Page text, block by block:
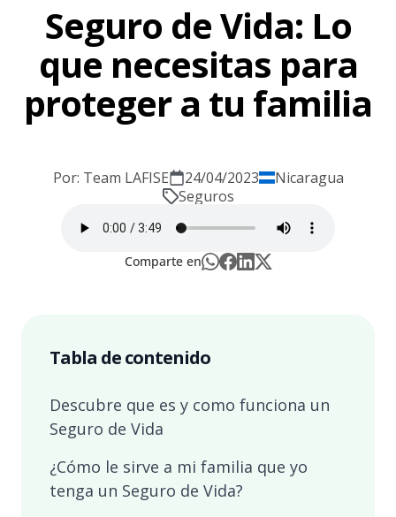
Seguro de Vida: Lo
que necesitas para
proteger a tu familia
Por: Team LAFISE 24/04/2023
Nicaragua
Seguros
Comparte en
Tabla de contenido
Descubre que es y como funciona un
Seguro de Vida
¿Cómo le sirve a mi familia que yo
tenga un Seguro de Vida?